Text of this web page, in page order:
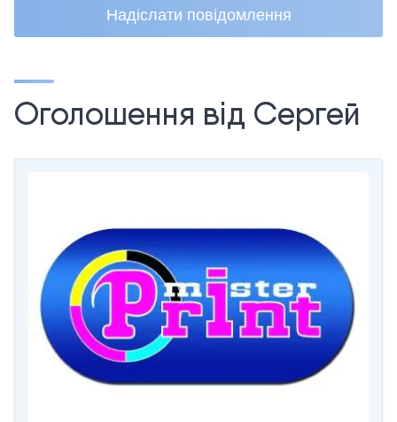
Надіслати повідомлення
Оголошення від Сергей